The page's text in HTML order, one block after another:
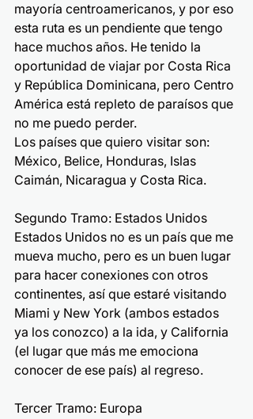
mayoría centroamericanos, y por eso
esta ruta es un pendiente que tengo
hace muchos años. He tenido la
oportunidad de viajar por Costa Rica
y República Dominicana, pero Centro
América está repleto de paraísos que
no me puedo perder.
Los países que quiero visitar son:
México, Belice, Honduras, Islas
Caimán, Nicaragua y Costa Rica.
Segundo Tramo: Estados Unidos
Estados Unidos no es un país que me
mueva mucho, pero es un buen lugar
para hacer conexiones con otros
continentes, así que estaré visitando
Miami y New York (ambos estados
ya los conozco) a la ida, y California
(el lugar que más me emociona
conocer de ese país) al regreso.
Tercer Tramo: Europa